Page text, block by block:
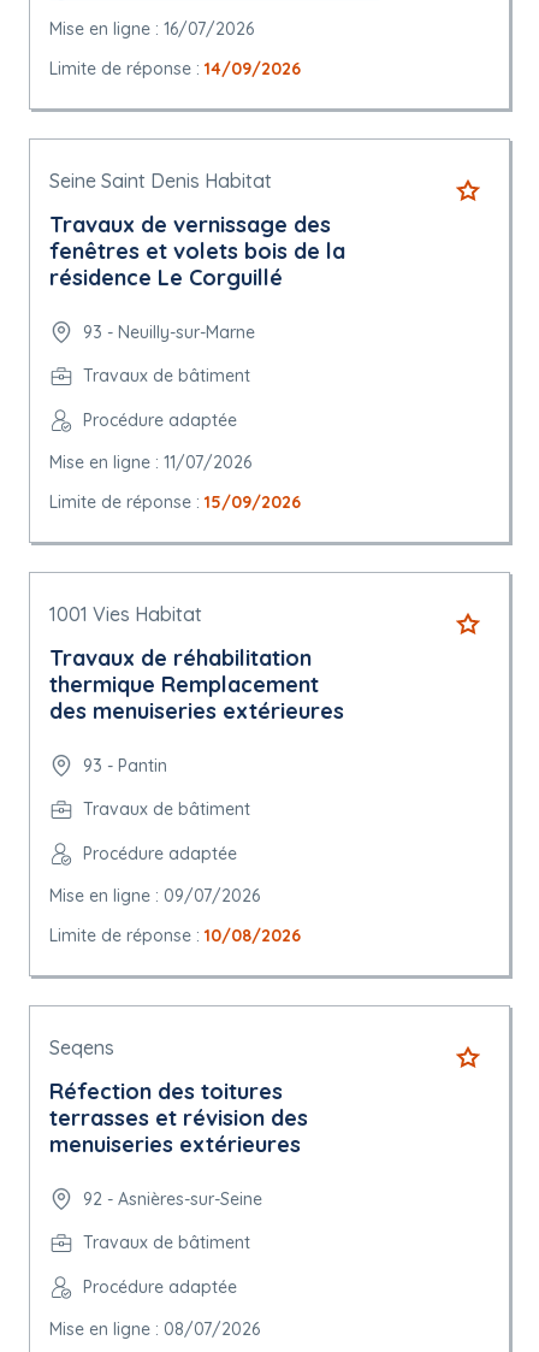
Mise en ligne : 16/07/2026
Limite de réponse : 14/09/2026
Seine Saint Denis Habitat
Travaux de vernissage des
fenêtres et volets bois de la
résidence Le Corguillé
93 - Neuilly-sur-Marne
Travaux de bâtiment
Procédure adaptée
Mise en ligne : 11/07/2026
Limite de réponse : 15/09/2026
1001 Vies Habitat
Travaux de réhabilitation
thermique Remplacement
des menuiseries extérieures
93 - Pantin
Travaux de bâtiment
Procédure adaptée
Mise en ligne : 09/07/2026
Limite de réponse : 10/08/2026
Seqens
Réfection des toitures
terrasses et révision des
menuiseries extérieures
92 - Asnières-sur-Seine
Travaux de bâtiment
Procédure adaptée
Mise en ligne : 08/07/2026